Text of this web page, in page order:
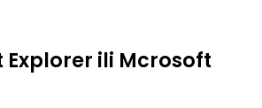
Explorer ili Mcrosoft